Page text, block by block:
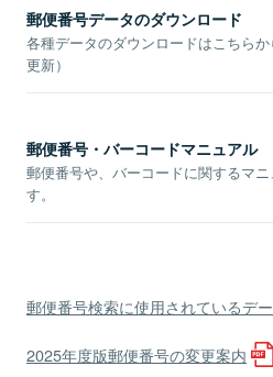
郵便番号データのダウンロード
各種データのダウンロードはこちら
更新）
郵便番号・バーコードマニュアル
郵便番号や、バーコードに関するマ
す。
郵便番号検索に使用されているデ
2025年度版郵便番号の変更案内